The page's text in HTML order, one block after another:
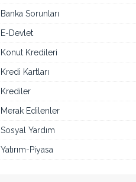
Banka Sorunları
E-Devlet
Konut Kredileri
Kredi Kartları
Krediler
Merak Edilenler
Sosyal Yardım
Yatırım-Piyasa